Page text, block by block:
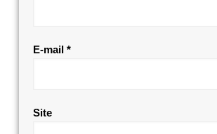
E-mail *
Site